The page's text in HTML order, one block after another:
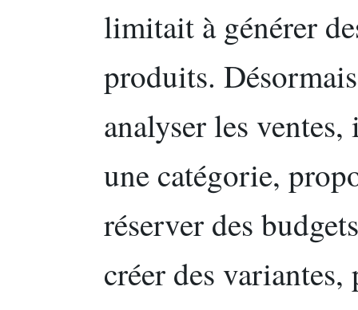
limitait à générer
produits.
analyser les
une catégorie,
réserver des
créer des